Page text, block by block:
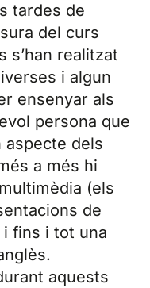
tardes de
del curs
s’han realitzat
i algun
ensenyar als
persona que
aspecte dels
a més hi
(els
de
fins i tot una
aquests